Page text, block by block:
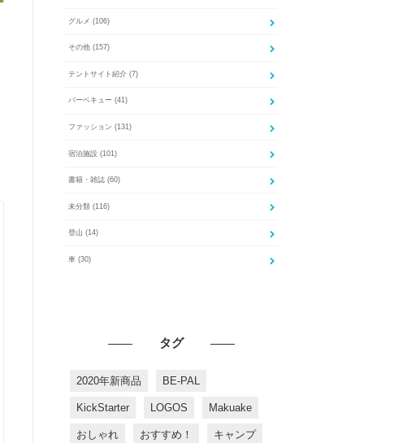
グルメ (106)
その他 (157)
テントサイト紹介 (7)
バーベキュー (41)
ファッション (131)
宿泊施設 (101)
書籍・雑誌 (60)
未分類 (116)
登山 (14)
車 (30)
タグ
2020年新商品 BE-PAL
KickStarter LOGOS Makuake
おしゃれ おすすめ！ キャンプ